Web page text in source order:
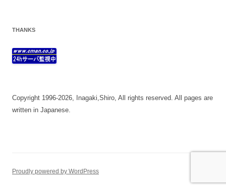
THANKS
Copyright 1996-2026, Inagaki,Shiro, All rights reserved. All pages are
written in Japanese.
Proudly powered by WordPress